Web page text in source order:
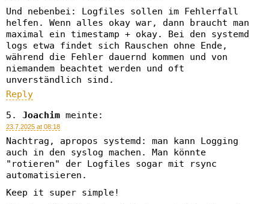
Und nebenbei: Logfiles sollen im Fehlerfall
helfen. Wenn alles okay war, dann braucht man
maximal ein timestamp + okay. Bei den systemd
logs etwa findet sich Rauschen ohne Ende,
während die Fehler dauernd kommen und von
niemandem beachtet werden und oft
unverständlich sind.
Reply
Joachim meinte:
23.7.2025 at 08:18
Nachtrag, apropos systemd: man kann Logging
auch in den syslog machen. Man könnte
"rotieren" der Logfiles sogar mit rsync
automatisieren.
Keep it super simple!